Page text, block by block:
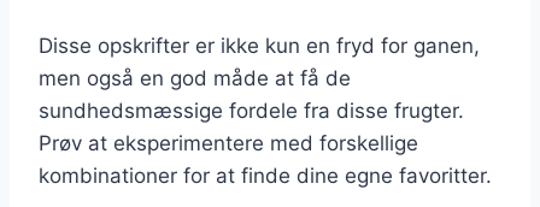
Disse opskrifter er ikke kun en fryd for ganen,
men også en god måde at få de
sundhedsmæssige fordele fra disse frugter.
Prøv at eksperimentere med forskellige
kombinationer for at finde dine egne favoritter.